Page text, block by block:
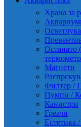
Храна за
Останато
Магнети
Филтер /
Пумпи /
Канистри
Греачи
Естетика